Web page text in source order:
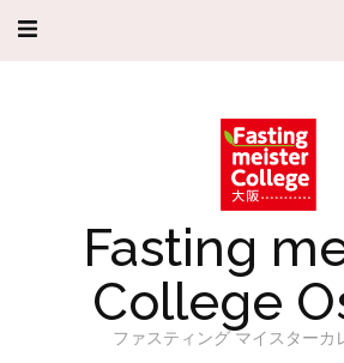
Fasting
College
ファスティング マイスターカ